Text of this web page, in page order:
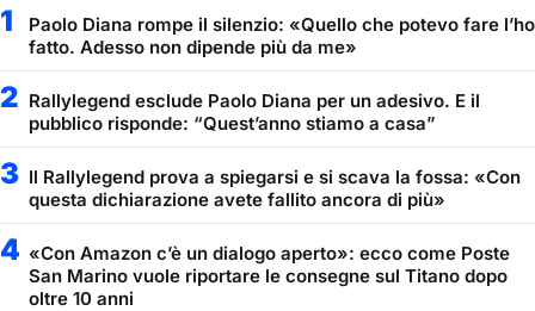
1
Paolo Diana rompe il silenzio: «Quello che potevo fare l’ho
fatto. Adesso non dipende più da me»
2 Rallylegend esclude Paolo Diana per un adesivo. E il
pubblico risponde: “Quest’anno stiamo a casa”
3 Il Rallylegend prova a spiegarsi e si scava la fossa: «Con
questa dichiarazione avete fallito ancora di più»
4 «Con Amazon c’è un dialogo aperto»: ecco come Poste
San Marino vuole riportare le consegne sul Titano dopo
oltre 10 anni